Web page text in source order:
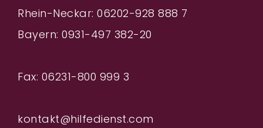
Rhein-Neckar: 06202-928 888 7
Bayern: 0931-497 382-20
Fax: 06231-800 999 3
kontakt@hilfedienst.com